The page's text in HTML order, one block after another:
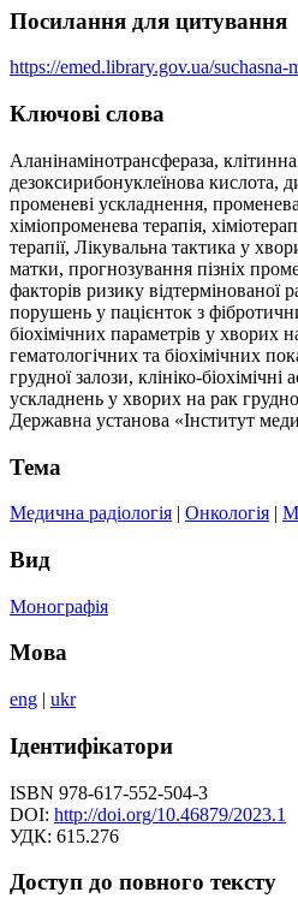
Посилання для цитування
https://emed.library.gov.ua/
Ключові слова
Аланінамінотрансфераза,
дезоксирибонуклеїнова кислота,
променеві ускладнення,
хіміопроменева терапія,
терапії, Лікувальна тактика у
матки, прогнозування пізніх
факторів ризику відтермінованої
порушень у пацієнток з
біохімічних параметрів у хворих
гематологічних та біохімічних
грудної залози, клініко-
ускладнень у хворих на рак
Державна установа «Інститут
Тема
Медична радіологія | Онкологія |
Вид
Монографія
Мова
eng | ukr
Ідентифікатори
ISBN 978-617-552-504-3
DOI: http://doi.org/10.46879/2023.1
УДК: 615.276
Доступ до повного тексту